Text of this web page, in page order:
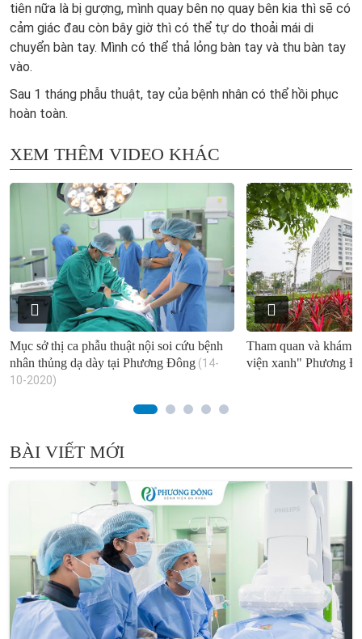
tiên nữa là bị gượng, mình quay bên nọ quay bên kia thì sẽ có
cảm giác đau còn bây giờ thì có thể tự do thoải mái di
chuyển bàn tay. Mình có thể thả lỏng bàn tay và thu bàn tay
vào.
Sau 1 tháng phẫu thuật, tay của bệnh nhân có thể hồi phục
hoàn toàn.
XEM THÊM VIDEO KHÁC
Mục sở thị ca phẫu thuật nội soi cứu bệnh
nhân thủng dạ dày tại Phương Đông (14-
10-2020)
Tham quan và khám
viện xanh" Phương
BÀI VIẾT MỚI